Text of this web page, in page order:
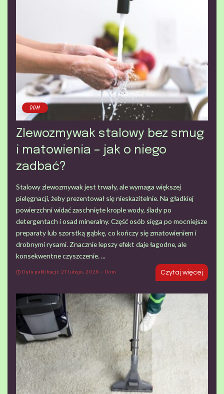
DOM
Zlewozmywak stalowy bez smug
i matowienia – jak o niego
zadbać?
Stalowy zlewozmywak jest trwały, ale wymaga większej
pielęgnacji, żeby prezentował się nieskazitelnie. Na gładkiej
powierzchni widać zaschnięte krople wody, ślady po
detergentach i osad mineralny. Część osób sięga po mocniejsze
preparaty lub szorstką gąbkę, co kończy się zmatowieniem i
drobnymi rysami. Znacznie lepszy efekt daje łagodne, ale
konsekwentne czyszczenie. ...
Data publikacji: 27 lutego, 2026
Dom Czytaj więcej